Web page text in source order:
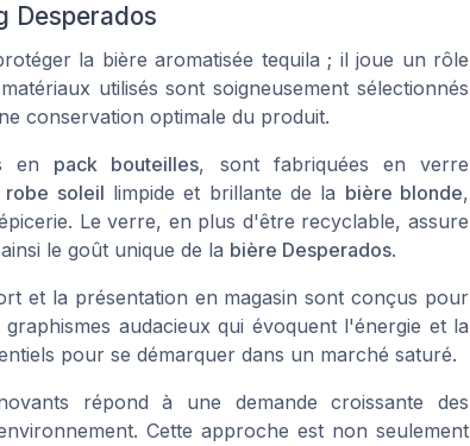
Desperados
la bière aromatisée tequila ; il joue un rôle
utilisés sont soigneusement sélectionnés
conservation optimale du produit.
en pack bouteilles, sont fabriquées en verre
robe soleil limpide et brillante de la bière blonde,
Le verre, en plus d'être recyclable, assure
le goût unique de la bière Desperados.
et la présentation en magasin sont conçus pour
audacieux qui évoquent l'énergie et la
pour se démarquer dans un marché saturé.
répond à une demande croissante des
Cette approche est non seulement